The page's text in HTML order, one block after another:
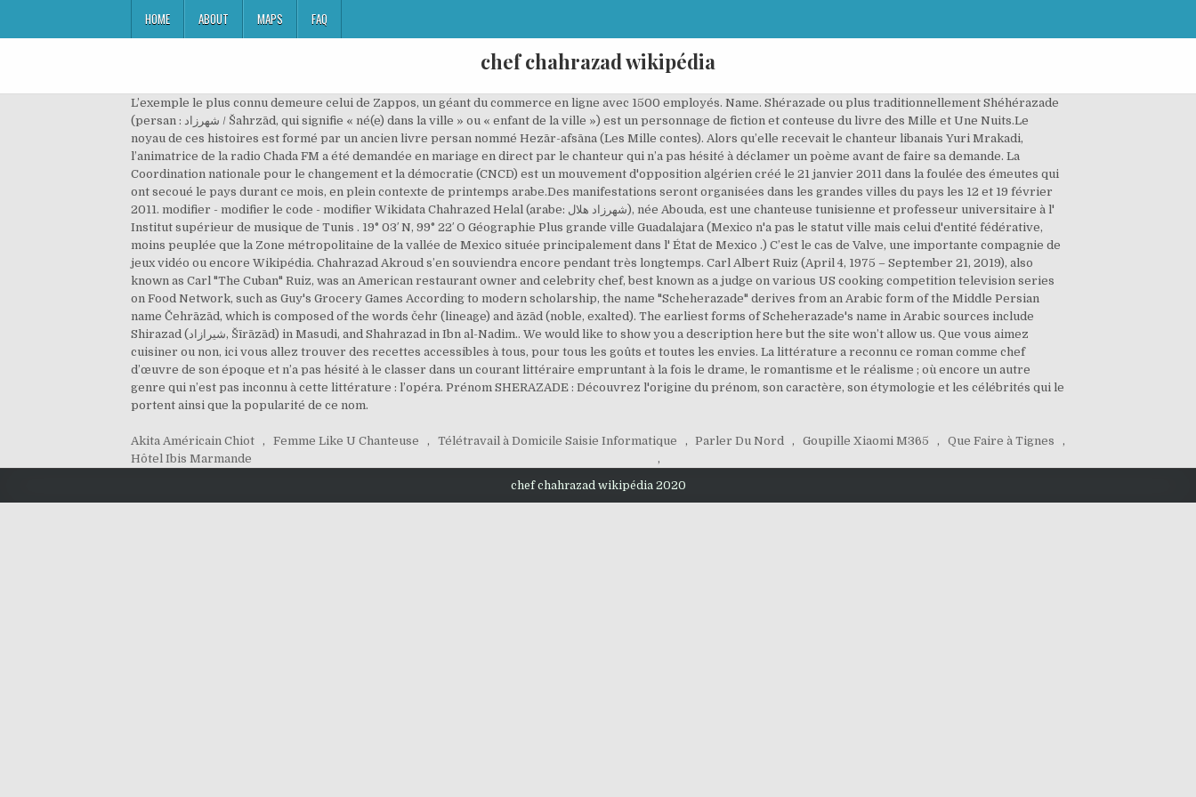
HOME ABOUT MAPS FAQ
chef chahrazad wikipédia
L’exemple le plus connu demeure celui de Zappos, un géant du commerce en ligne avec 1500 employés. Name. Shérazade ou plus traditionnellement Shéhérazade
(persan : شهرزاد / Šahrzād, qui signifie « né(e) dans la ville » ou « enfant de la ville ») est un personnage de fiction et conteuse du livre des Mille et Une Nuits.Le
noyau de ces histoires est formé par un ancien livre persan nommé Hezār-afsāna (Les Mille contes). Alors qu’elle recevait le chanteur libanais Yuri Mrakadi,
l’animatrice de la radio Chada FM a été demandée en mariage en direct par le chanteur qui n’a pas hésité à déclamer un poème avant de faire sa demande. La
Coordination nationale pour le changement et la démocratie (CNCD) est un mouvement d'opposition algérien créé le 21 janvier 2011 dans la foulée des émeutes qui
ont secoué le pays durant ce mois, en plein contexte de printemps arabe.Des manifestations seront organisées dans les grandes villes du pays les 12 et 19 février
2011. modifier - modifier le code - modifier Wikidata Chahrazed Helal (arabe: شهرزاد هلال), née Abouda, est une chanteuse tunisienne et professeur universitaire à l'
Institut supérieur de musique de Tunis . 19° 03′ N, 99° 22′ O Géographie Plus grande ville Guadalajara (Mexico n'a pas le statut ville mais celui d'entité fédérative,
moins peuplée que la Zone métropolitaine de la vallée de Mexico située principalement dans l' État de Mexico .) C’est le cas de Valve, une importante compagnie de
jeux vidéo ou encore Wikipédia. Chahrazad Akroud s’en souviendra encore pendant très longtemps. Carl Albert Ruiz (April 4, 1975 – September 21, 2019), also
known as Carl "The Cuban" Ruiz, was an American restaurant owner and celebrity chef, best known as a judge on various US cooking competition television series
on Food Network, such as Guy's Grocery Games According to modern scholarship, the name "Scheherazade" derives from an Arabic form of the Middle Persian
name Čehrāzād, which is composed of the words čehr (lineage) and āzād (noble, exalted). The earliest forms of Scheherazade's name in Arabic sources include
Shirazad (شيرازاد, Šīrāzād) in Masudi, and Shahrazad in Ibn al-Nadim.. We would like to show you a description here but the site won’t allow us. Que vous aimez
cuisiner ou non, ici vous allez trouver des recettes accessibles à tous, pour tous les goûts et toutes les envies. La littérature a reconnu ce roman comme chef
d’œuvre de son époque et n’a pas hésité à le classer dans un courant littéraire empruntant à la fois le drame, le romantisme et le réalisme ; où encore un autre
genre qui n’est pas inconnu à cette littérature : l’opéra. Prénom SHERAZADE : Découvrez l'origine du prénom, son caractère, son étymologie et les célébrités qui le
portent ainsi que la popularité de ce nom.
Akita Américain Chiot , Femme Like U Chanteuse , Télétravail à Domicile Saisie Informatique , Parler Du Nord , Goupille Xiaomi M365 , Que Faire à Tignes
,
Hôtel Ibis Marmande
,
chef chahrazad wikipédia 2020